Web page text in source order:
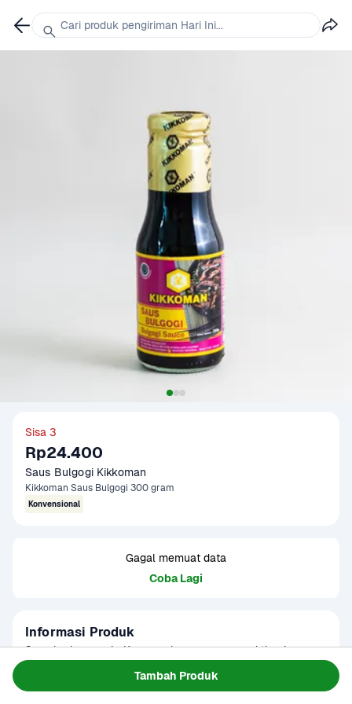
Tambah Produk
Sisa 3
Rp24.400
Saus Bulgogi Kikkoman
Kikkoman Saus Bulgogi 300 gram
Konvensional
Gagal memuat data
Coba Lagi
Informasi Produk
Saus barbeque ala Korea serbaguna yang praktis, siap
diformulasikan khusus sebagai bumbu marinasi daging,
Cari produk pengiriman Hari Ini...